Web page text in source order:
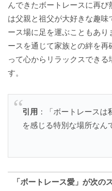
んできたボートレースに再
は父親と祖父が大好きな趣
ース場に足を運ぶこともあ
ースを通じて家族との絆を再
って心からリラックスでき
す。
引用 ：「ボートレース
を感じる特別な場所なん
「ボートレース愛」が次の